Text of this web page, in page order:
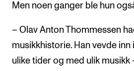
Men noen ganger ble hun
– Olav Anton Thommessen
musikkhistorie. Han vevde
ulike tider og med ulik musikk